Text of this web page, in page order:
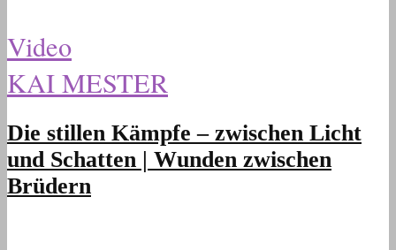
Video
KAI MESTER
Die stillen Kämpfe – zwischen Licht
und Schatten | Wunden zwischen
Brüdern